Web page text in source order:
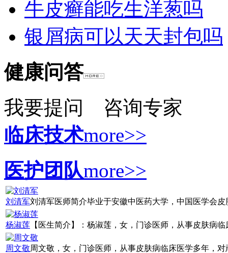
牛皮癣能吃生洋葱吗
银屑病可以天天封包吗
健康问答
我要提问
咨询专家
临床技术more>>
医护团队more>>
刘清军刘清军医师简介毕业于安徽中医药大学，中国医学会皮
杨淑莲 【医生简介】：杨淑莲，女，门诊医师，从事皮肤病
周文敬周文敬，女，门诊医师，从事皮肤病临床医学多年，对